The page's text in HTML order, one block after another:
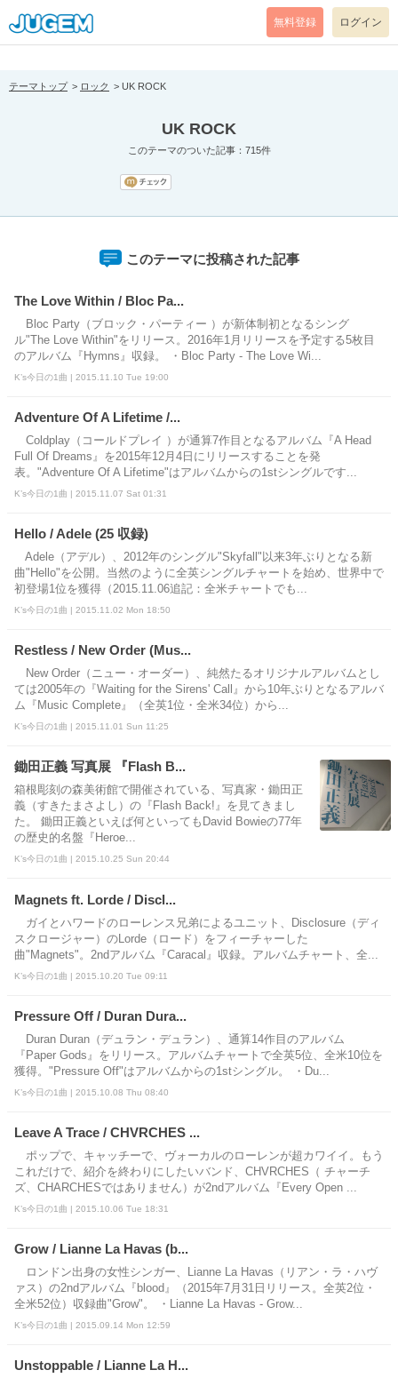
[pear_error: message="Success" code=0 mode=return level=notice
prefix="" info=""]
無料登録 ログイン
テーマトップ ロック UK ROCK
UK ROCK
このテーマのついた記事：715件
このテーマに投稿された記事
The Love Within / Bloc Pa...
Bloc Party（ブロック・パーティー ）が新体制初となるシング
ル"The Love Within"をリリース。2016年1月リリースを予定する5枚目
のアルバム『Hymns』収録。 ・Bloc Party - The Love Wi...
K’s今日の1曲 | 2015.11.10 Tue 19:00
Adventure Of A Lifetime /...
Coldplay（コールドプレイ ）が通算7作目となるアルバム『A Head
Full Of Dreams』を2015年12月4日にリリースすることを発
表。"Adventure Of A Lifetime"はアルバムからの1stシングルです...
K’s今日の1曲 | 2015.11.07 Sat 01:31
Hello / Adele (25 収録)
Adele（アデル）、2012年のシングル"Skyfall"以来3年ぶりとなる新
曲"Hello"を公開。当然のように全英シングルチャートを始め、世界中で
初登場1位を獲得（2015.11.06追記：全米チャートでも...
K’s今日の1曲 | 2015.11.02 Mon 18:50
Restless / New Order (Mus...
New Order（ニュー・オーダー）、純然たるオリジナルアルバムとし
ては2005年の『Waiting for the Sirens' Call』から10年ぶりとなるアルバ
ム『Music Complete』（全英1位・全米34位）から...
K’s今日の1曲 | 2015.11.01 Sun 11:25
鋤田正義 写真展 『Flash B...
箱根彫刻の森美術館で開催されている、写真家・鋤田正
義（すきたまさよし）の『Flash Back!』を見てきまし
た。 鋤田正義といえば何といってもDavid Bowieの77年
の歴史的名盤『Heroe...
K’s今日の1曲 | 2015.10.25 Sun 20:44
Magnets ft. Lorde / Discl...
ガイとハワードのローレンス兄弟によるユニット、Disclosure（ディ
スクロージャー）のLorde（ロード）をフィーチャーした
曲"Magnets"。2ndアルバム『Caracal』収録。アルバムチャート、全...
K’s今日の1曲 | 2015.10.20 Tue 09:11
Pressure Off / Duran Dura...
Duran Duran（デュラン・デュラン）、通算14作目のアルバム
『Paper Gods』をリリース。アルバムチャートで全英5位、全米10位を
獲得。"Pressure Off"はアルバムからの1stシングル。 ・Du...
K’s今日の1曲 | 2015.10.08 Thu 08:40
Leave A Trace / CHVRCHES ...
ポップで、キャッチーで、ヴォーカルのローレンが超カワイイ。もう
これだけで、紹介を終わりにしたいバンド、CHVRCHES（ チャーチ
ズ、CHARCHESではありません）が2ndアルバム『Every Open ...
K’s今日の1曲 | 2015.10.06 Tue 18:31
Grow / Lianne La Havas (b...
ロンドン出身の女性シンガー、Lianne La Havas（リアン・ラ・ハヴ
ァス）の2ndアルバム『blood』（2015年7月31日リリース。全英2位・
全米52位）収録曲"Grow"。 ・Lianne La Havas - Grow...
K’s今日の1曲 | 2015.09.14 Mon 12:59
Unstoppable / Lianne La H...